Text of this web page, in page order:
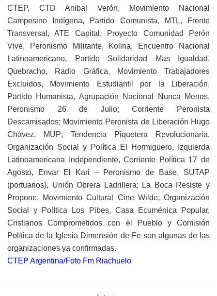
CTEP, CTD Anibal Verón, Movimiento Nacional
Campesino Indígena, Partido Comunista, MTL, Frente
Transversal, ATE Capital, Proyecto Comunidad Perón
Vive, Peronismo Militante, Kolina, Encuentro Nacional
Latinoamericano, Partido Solidaridad Mas Igualdad,
Quebracho, Radio Gráfica, Movimiento Trabajadores
Excluidos, Movimiento Estudiantil por la Liberación,
Partido Humanista, Agrupación Nacional Nunca Menos,
Peronismo 26 de Julio; Corriente Peronista
Descamisados; Movimiento Peronista de Liberación Hugo
Chávez, MUP; Tendencia Piquetera Revolucionaria,
Organización Social y Política El Hormiguero, Izquierda
Latinoamericana Independiente, Corriente Política 17 de
Agosto, Envar El Kari – Peronismo de Base, SUTAP
(portuarios), Unión Obrera Ladrillera; La Boca Resiste y
Propone, Movimiento Cultural Cine Wilde, Organización
Social y Política Los Pibes, Casa Ecuménica Popular,
Cristianos Comprometidos con el Pueblo y Comisión
Política de la Iglesia Dimensión de Fe son algunas de las
organizaciones ya confirmadas.
CTEP Argentina/Foto Fm Riachuelo